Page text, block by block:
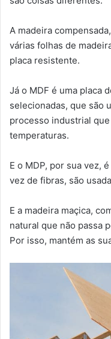
A madeira
várias folhas de
placa resistente.
Já o MDF é uma placa
selecionadas, que são
processo industrial
temperaturas.
E o MDP, por sua vez,
vez de fibras, são
E a madeira maçica,
natural que não passa
Por isso, mantém as